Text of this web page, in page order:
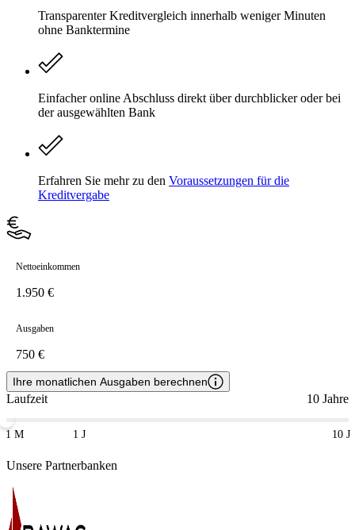
Transparenter Kreditvergleich innerhalb weniger Minuten
ohne Banktermine
Einfacher online Abschluss direkt über durchblicker oder bei
der ausgewählten Bank
Erfahren Sie mehr zu den Voraussetzungen für die
Kreditvergabe
Nettoeinkommen
Ausgaben
Ihre monatlichen Ausgaben berechnen
Laufzeit 10 Jahre
1 M 1 J 10 J
Unsere Partnerbanken